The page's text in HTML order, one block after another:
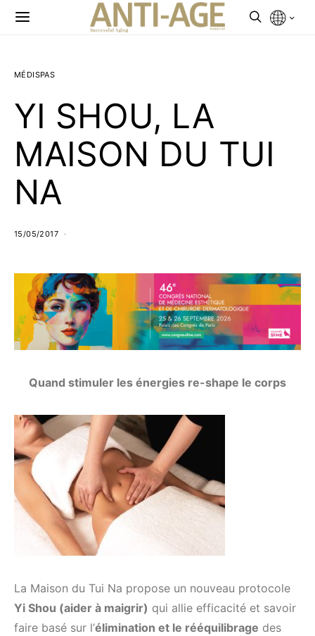
MÉDISPAS
YI SHOU, LA
MAISON DU TUI
NA
15/05/2017
Quand stimuler les énergies re-shape le corps
La Maison du Tui Na propose un nouveau protocole
Yi Shou (aider à maigrir) qui allie efficacité et savoir
faire basé sur l’élimination et le rééquilibrage des